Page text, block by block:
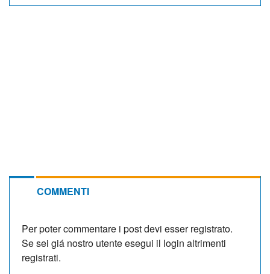
COMMENTI
Per poter commentare i post devi esser registrato.
Se sei giá nostro utente esegui il login altrimenti
registrati.